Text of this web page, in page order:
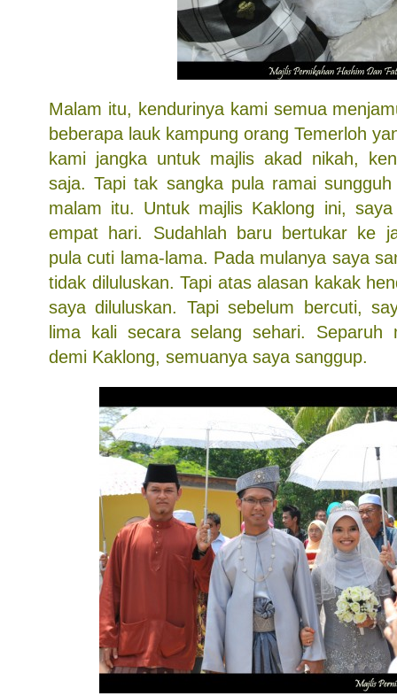
Malam itu, kendurinya kami semua
beberapa lauk kampung orang Temerloh
kami jangka untuk majlis akad nikah,
saja. Tapi tak sangka pula ramai
malam itu. Untuk majlis Kaklong ini,
empat hari. Sudahlah baru bertukar ke
pula cuti lama-lama. Pada mulanya saya
tidak diluluskan. Tapi atas alasan kakak
saya diluluskan. Tapi sebelum bercuti,
lima kali secara selang sehari. Separuh
demi Kaklong, semuanya saya sanggup.